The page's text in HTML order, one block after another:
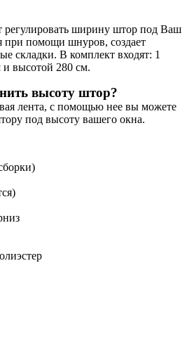
регулировать ширину штор под Ваш
при помощи шнуров, создает
складки. В комплект входят: 1
высотой 280 см.
высоту штор?
лента, с помощью нее вы можете
под высоту вашего окна.